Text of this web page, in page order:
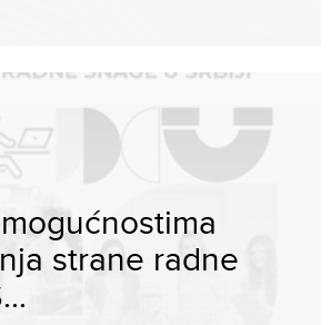
strane radne